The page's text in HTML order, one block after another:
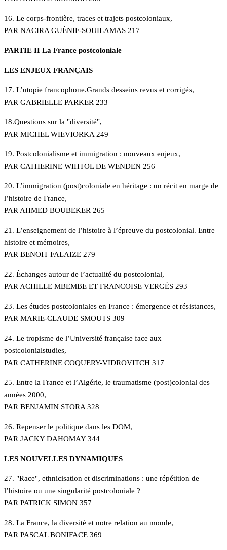
16. Le corps-frontière, traces et trajets postcoloniaux,
PAR NACIRA GUÉNIF-SOUILAMAS 217
PARTIE II La France postcoloniale
LES ENJEUX FRANÇAIS
17. L’utopie francophone.Grands desseins revus et corrigés,
PAR GABRIELLE PARKER 233
18.Questions sur la "diversité",
PAR MICHEL WIEVIORKA 249
19. Postcolonialisme et immigration : nouveaux enjeux,
PAR CATHERINE WIHTOL DE WENDEN 256
20. L’immigration (post)coloniale en héritage : un récit en marge de
l’histoire de France,
PAR AHMED BOUBEKER 265
21. L’enseignement de l’histoire à l’épreuve du postcolonial. Entre
histoire et mémoires,
PAR BENOIT FALAIZE 279
22. Échanges autour de l’actualité du postcolonial,
PAR ACHILLE MBEMBE ET FRANCOISE VERGÈS 293
23. Les études postcoloniales en France : émergence et résistances,
PAR MARIE-CLAUDE SMOUTS 309
24. Le tropisme de l’Université française face aux
postcolonialstudies,
PAR CATHERINE COQUERY-VIDROVITCH 317
25. Entre la France et l’Algérie, le traumatisme (post)colonial des
années 2000,
PAR BENJAMIN STORA 328
26. Repenser le politique dans les DOM,
PAR JACKY DAHOMAY 344
LES NOUVELLES DYNAMIQUES
27. "Race", ethnicisation et discriminations : une répétition de
l’histoire ou une singularité postcoloniale ?
PAR PATRICK SIMON 357
28. La France, la diversité et notre relation au monde,
PAR PASCAL BONIFACE 369